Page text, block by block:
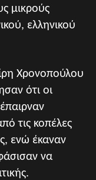
μικρούς
ελληνικού
Χρονοπούλου
ότι οι
τις κοπέλες
ενώ έκαναν
να